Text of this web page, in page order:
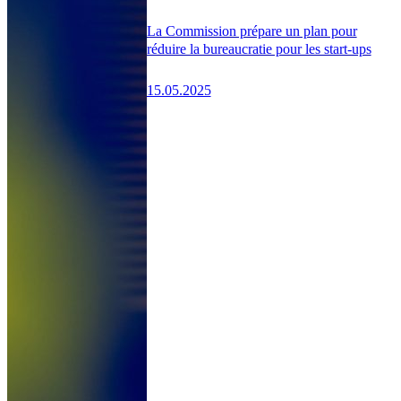
La Commission prépare un plan pour
réduire la bureaucratie pour les start-ups
15.05.2025